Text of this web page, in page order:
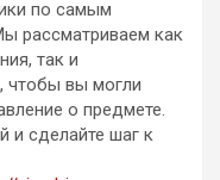
по самым
рассматриваем как
так и
чтобы вы могли
о предмете.
и сделайте шаг к